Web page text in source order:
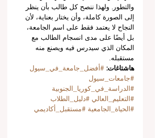
والتطور. ولهذا ننصح كل طالب بأن ينظر
إلى الصورة كاملة، وأن يختار بعناية، لأن
النجاح لا يعتمد فقط على اسم الجامعة،
بل أيضًا على مدى انسجام الطالب مع
المكان الذي سيدرس فيه ويصنع منه
مستقبله.
هاشتاغات: #أفضل_جامعة_في_سيول
#جامعات_سيول
#الدراسة_في_كوريا_الجنوبية
#التعليم_العالي #دليل_الطلاب
#الحياة_الجامعية #مستقبل_أكاديمي